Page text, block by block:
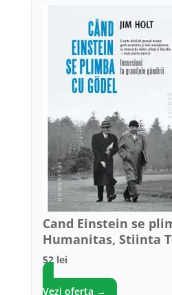
Cand Einstein se
Humanitas, Stiinta
52 lei
Vezi oferta →